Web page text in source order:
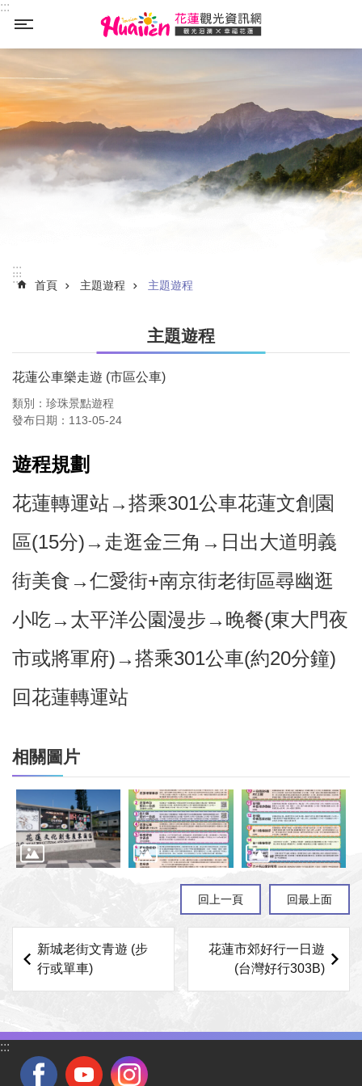
跳到主要內容區塊
:::
:::
::: 首頁 主題遊程 主題遊程
主題遊程
花蓮公車樂走遊 (市區公車)
類別：珍珠景點遊程
發布日期：113-05-24
遊程規劃
花蓮轉運站→搭乘301公車花蓮文創園
區(15分)→走逛金三角→日出大道明義
街美食→仁愛街+南京街老街區尋幽逛
小吃→太平洋公園漫步→晚餐(東大門夜
市或將軍府)→搭乘301公車(約20分鐘)
回花蓮轉運站
相關圖片
回上一頁 回最上面
新城老街文青遊 (步
行或單車)
花蓮市郊好行一日遊
(台灣好行303B)
:::